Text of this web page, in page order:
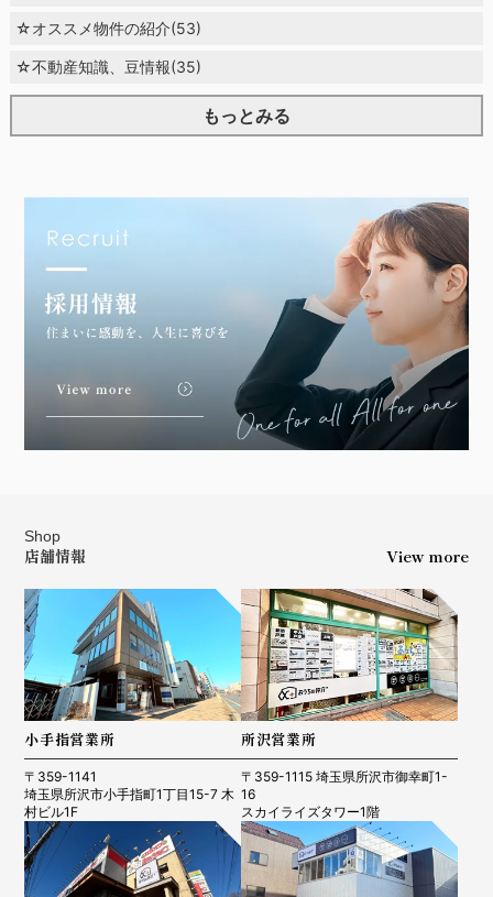
☆オススメ物件の紹介(53)
☆不動産知識、豆情報(35)
もっとみる
Shop
店舗情報 View more
小手指営業所
〒359-1141
埼玉県所沢市小手指町1丁目15-7 木
村ビル1F
所沢営業所
〒359-1115 埼玉県所沢市御幸町1-
16
スカイライズタワー1階